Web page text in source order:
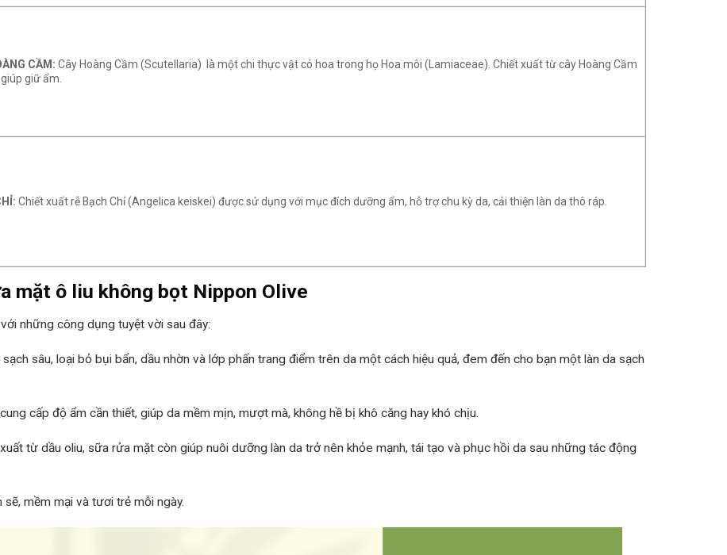
CẦM: Cây Hoàng Cầm (Scutellaria) là một chi thực vật có hoa trong họ Hoa môi (Lamiaceae). Chiết xuất từ cây Hoàng Cầm
giữ ẩm.
Chiết xuất rễ Bạch Chỉ (Angelica keiskei) được sử dụng với mục đích dưỡng ẩm, hỗ trợ chu kỳ da, cải thiện làn da thô ráp.
mặt ô liu không bọt Nippon Olive
những công dụng tuyệt vời sau đây:
sâu, loại bỏ bụi bẩn, dầu nhờn và lớp phấn trang điểm trên da một cách hiệu quả, đem đến cho bạn một làn da sạch
cấp độ ẩm cần thiết, giúp da mềm mịn, mượt mà, không hề bị khô căng hay khó chịu.
từ dầu oliu, sữa rửa mặt còn giúp nuôi dưỡng làn da trở nên khỏe mạnh, tái tạo và phục hồi da sau những tác động
mềm mại và tươi trẻ mỗi ngày.